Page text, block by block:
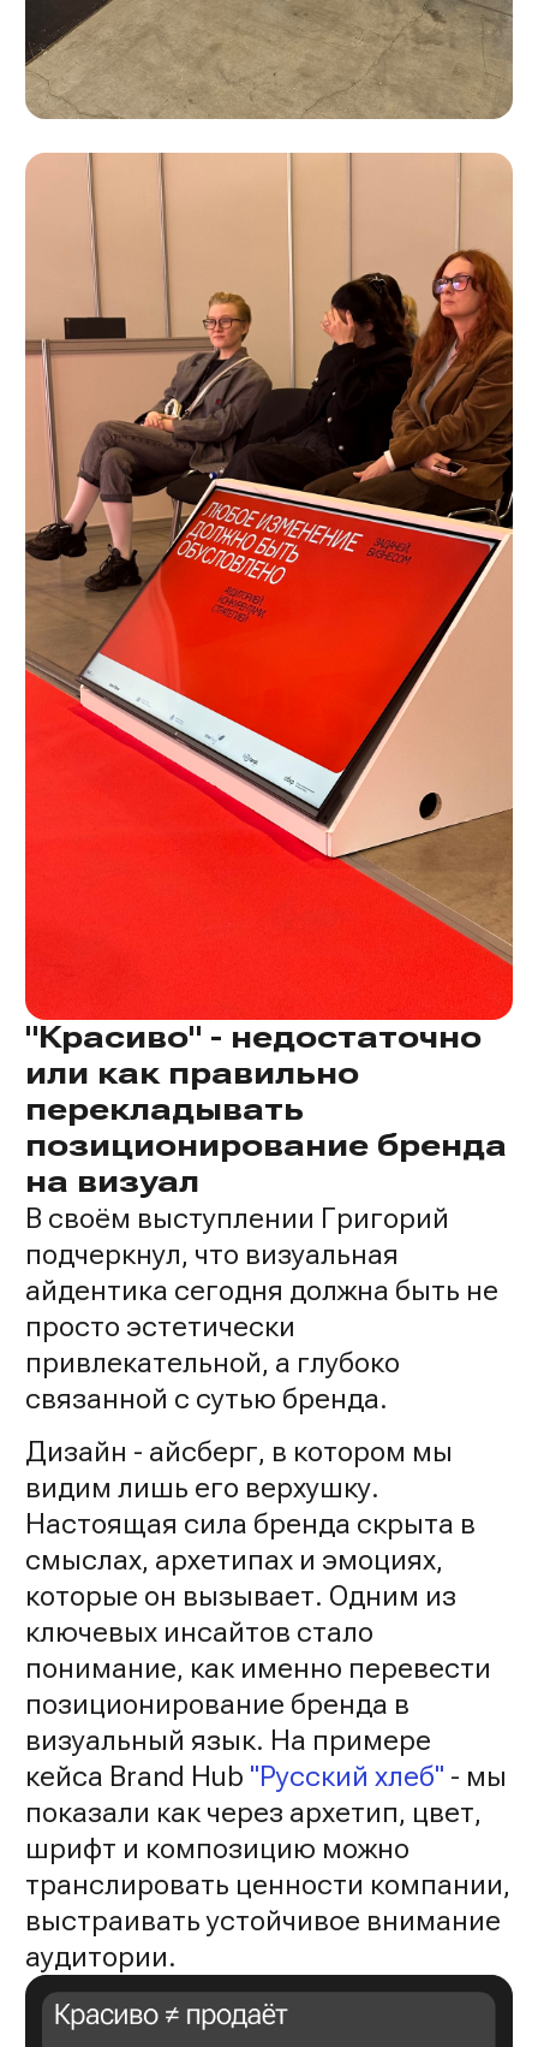
"Красиво" - недостаточно
или как правильно
перекладывать
позиционирование бренда
на визуал
В своём выступлении Григорий
подчеркнул, что визуальная
айдентика сегодня должна быть не
просто эстетически
привлекательной, а глубоко
связанной с сутью бренда.
Дизайн - айсберг, в котором мы
видим лишь его верхушку.
Настоящая сила бренда скрыта в
смыслах, архетипах и эмоциях,
которые он вызывает. Одним из
ключевых инсайтов стало
понимание, как именно перевести
позиционирование бренда в
визуальный язык. На примере
кейса Brand Hub "Русский хлеб" - мы
показали как через архетип, цвет,
шрифт и композицию можно
транслировать ценности компании,
выстраивать устойчивое внимание
аудитории.